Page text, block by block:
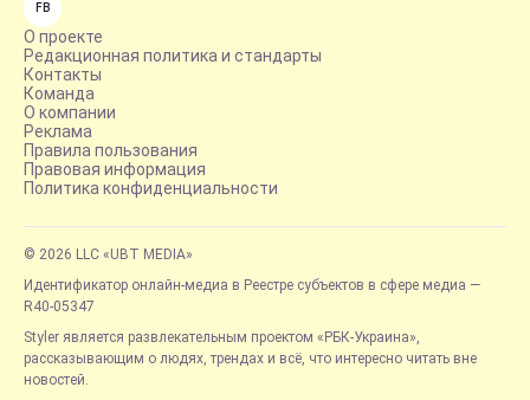
FB
О проекте
Редакционная политика и стандарты
Контакты
Команда
О компании
Реклама
Правила пользования
Правовая информация
Политика конфиденциальности
© 2026 LLC «UBT MEDIA»
Идентификатор онлайн-медиа в Реестре субъектов в сфере медиа —
R40-05347
Styler является развлекательным проектом «РБК-Украина»,
рассказывающим о людях, трендах и всё, что интересно читать вне
новостей.